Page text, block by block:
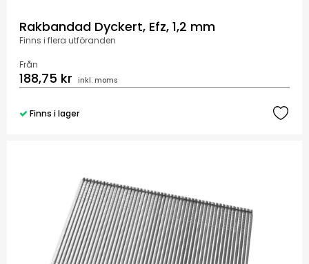
Rakbandad Dyckert, Efz, 1,2 mm
Finns i flera utföranden
Från
188,75 kr inkl. moms
Finns i lager